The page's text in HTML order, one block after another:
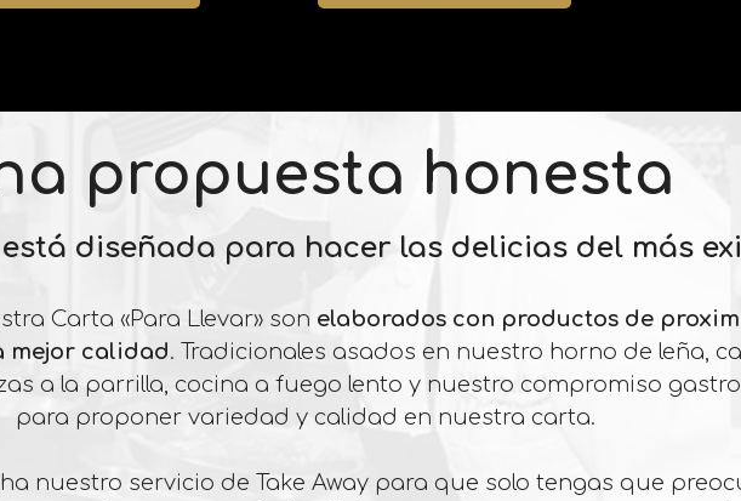
propuesta honesta
diseñada para hacer las delicias del más
Carta «Para Llevar» son elaborados con productos de
mejor calidad. Tradicionales asados en nuestro horno de leña,
a la parrilla, cocina a fuego lento y nuestro compromiso
para proponer variedad y calidad en nuestra carta.
nuestro servicio de Take Away para que solo tengas que